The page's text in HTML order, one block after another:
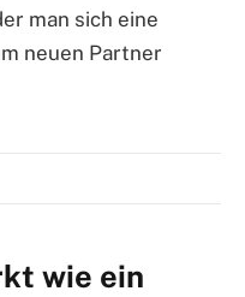
man sich eine
neuen Partner
wie ein